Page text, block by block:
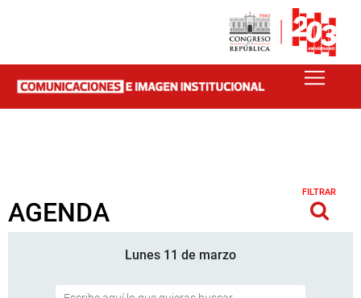
AGENDA
FILTRAR
Lunes 11 de marzo